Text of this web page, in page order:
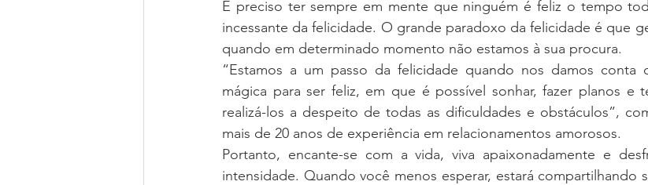
É preciso ter sempre em mente que ninguém é feliz o tempo
incessante da felicidade. O grande paradoxo da felicidade é que
quando em determinado momento não estamos à sua procura.
“Estamos a um passo da felicidade quando nos damos conta
mágica para ser feliz, em que é possível sonhar, fazer planos e
realizá-los a despeito de todas as dificuldades e obstáculos”,
mais de 20 anos de experiência em relacionamentos amorosos.
Portanto, encante-se com a vida, viva apaixonadamente e
intensidade. Quando você menos esperar, estará compartilhando